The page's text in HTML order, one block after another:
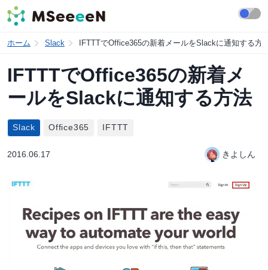
ホーム Slack IFTTTでOffice365の新着メールをSlackに通知する方
IFTTTでOffice365の新着メ
ールをSlackに通知する方法
Slack Office365 IFTTT
2016.06.17 きよしん